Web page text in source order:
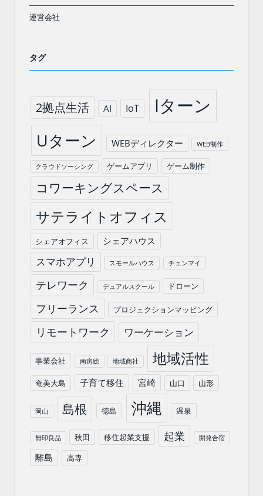
運営会社
タグ
2拠点生活 AI IoT Iターン
Uターン WEBディレクター WEB制作
クラウドソーシング ゲームアプリ ゲーム制作
コワーキングスペース
サテライトオフィス
シェアオフィス シェアハウス
スマホアプリ スモールハウス チェンマイ
テレワーク デュアルスクール ドローン
フリーランス プロジェクションマッピング
リモートワーク ワーケーション
事業会社 南房総 地域商社 地域活性
奄美大島 子育て移住 宮崎 山口 山形
岡山 島根 徳島 沖縄 温泉
無印良品 秋田 移住起業支援 起業 開発合宿
離島 高専